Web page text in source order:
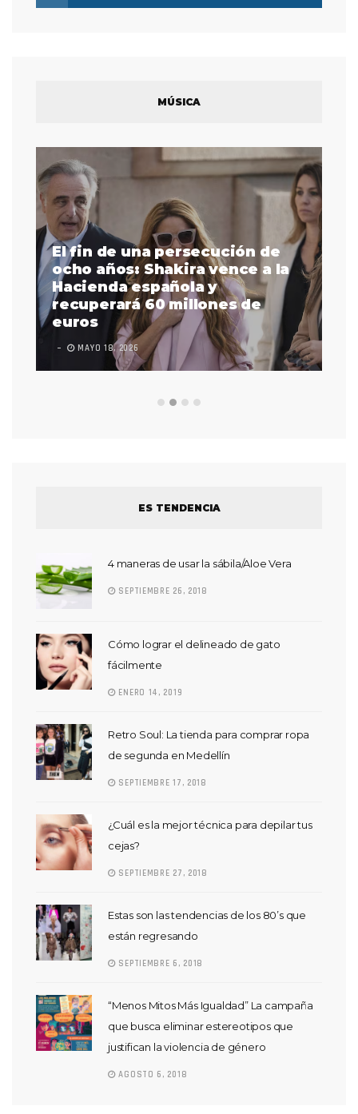
MÚSICA
La intérprete de lenguaje de
señas Justina Miles es la
primera afroamericana sorda
en actuar en la Súper Bowl
LEAVE A COMMENT FEBRERO 17, 2023
ES TENDENCIA
4 maneras de usar la sábila/Aloe Vera
SEPTIEMBRE 26, 2018
Cómo lograr el delineado de gato
fácilmente
ENERO 14, 2019
Retro Soul: La tienda para comprar ropa
de segunda en Medellín
SEPTIEMBRE 17, 2018
¿Cuál es la mejor técnica para depilar tus
cejas?
SEPTIEMBRE 27, 2018
Estas son las tendencias de los 80’s que
están regresando
SEPTIEMBRE 6, 2018
“Menos Mitos Más Igualdad” La campaña
que busca eliminar estereotipos que
justifican la violencia de género
AGOSTO 6, 2018